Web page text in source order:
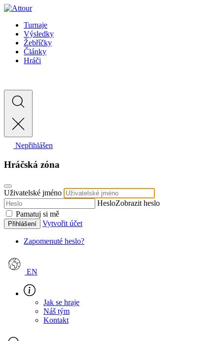
Turnaje
Výsledky
Žebříčky
Články
Hráči
Nepřihlášen
Hráčská zóna
Uživatelské jméno
HesloZobrazit heslo
Pamatuj si mě
Přihlášení Vytvořit účet
Zapomenuté heslo?
EN
Jak se hraje
Náš tým
Kontakt